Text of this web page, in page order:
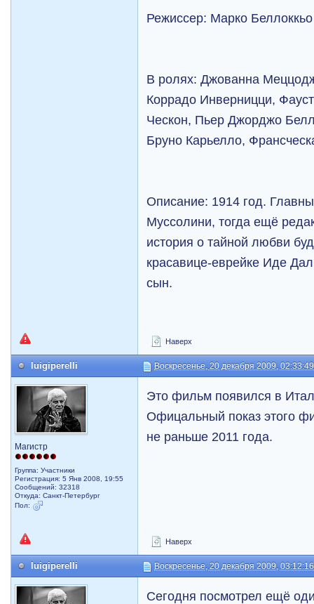
Режиссер: Марко
В ролях: Джованна
Коррадо Инверницци,
Ческон, Пьер Джорджо
Бруно Карьелло,
Описание: 1914 год.
Муссолини, тогда ещё
история о тайной любви
красавице-еврейке Иде
сын.
Наверх
luigiperelli Воскресенье, 20 декабря 2009, 02:33:49
Магистр
Группа: Участники
Регистрация: 5 Янв 2008, 19:55
Сообщений: 32318
Откуда: Санкт-Петербург
Пол:
Это фильм появился в
Офицальный показ этого
не раньше 2011 года.
Наверх
luigiperelli Воскресенье, 20 декабря 2009, 03:12:16
Сегодня посмотрел ещё